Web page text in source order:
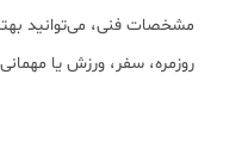
مشخصات فنی، می‌توانید
روزمره، سفر، ورزش یا